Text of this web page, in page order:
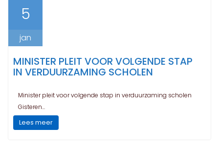
5
jan
MINISTER PLEIT VOOR VOLGENDE STAP
IN VERDUURZAMING SCHOLEN
Minister pleit voor volgende stap in verduurzaming scholen
Gisteren...
Lees meer